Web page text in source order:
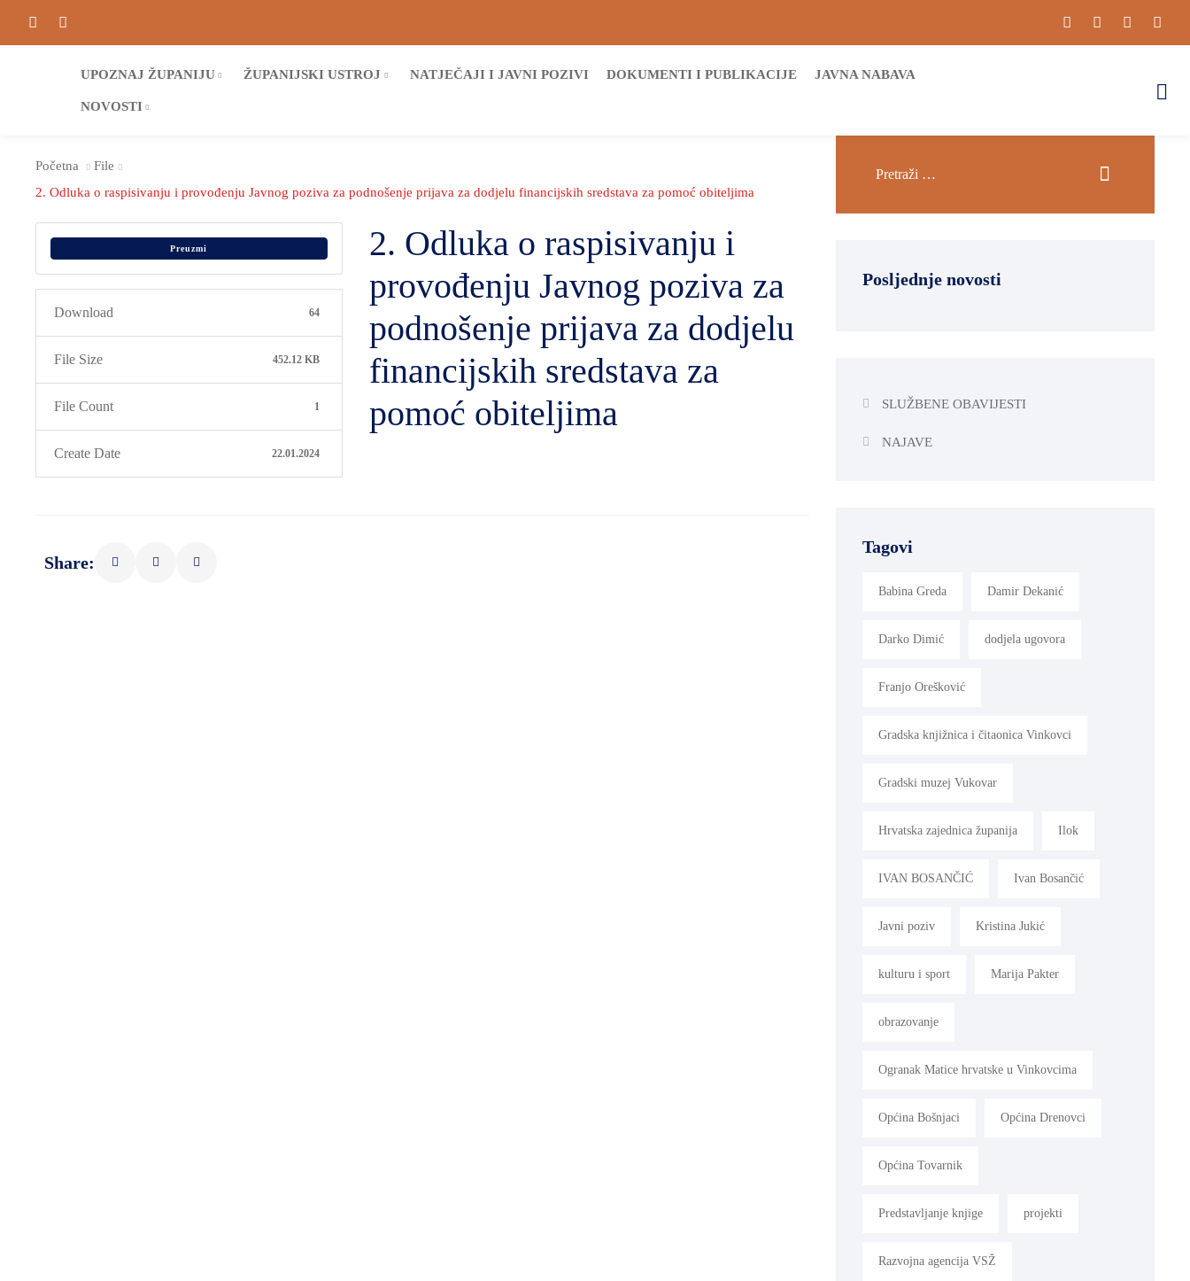
UPOZNAJ ŽUPANIJU ŽUPANIJSKI USTROJ NATJEČAJI I JAVNI POZIVI DOKUMENTI I PUBLIKACIJE JAVNA NABAVA
NOVOSTI
Početna
File
2. Odluka o raspisivanju i provođenju Javnog poziva za podnošenje prijava za dodjelu financijskih sredstava za pomoć obiteljima
Preuzmi
Download 64
File Size 452.12 KB
File Count 1
Create Date 22.01.2024
2. Odluka o raspisivanju i
provođenju Javnog poziva za
podnošenje prijava za dodjelu
financijskih sredstava za
pomoć obiteljima
Share:
Posljednje novosti
SLUŽBENE OBAVIJESTI
NAJAVE
Tagovi
Babina Greda Damir Dekanić
Darko Dimić dodjela ugovora
Franjo Orešković
Gradska knjižnica i čitaonica Vinkovci
Gradski muzej Vukovar
Hrvatska zajednica županija Ilok
IVAN BOSANČIĆ Ivan Bosančić
Javni poziv Kristina Jukić
kulturu i sport Marija Pakter
obrazovanje
Ogranak Matice hrvatske u Vinkovcima
Općina Bošnjaci Općina Drenovci
Općina Tovarnik
Predstavljanje knjige projekti
Razvojna agencija VSŽ